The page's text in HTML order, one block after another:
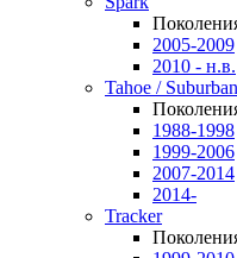
2005-2009
2010 - н.в.
Tahoe / Suburban
1988-1998
1999-2006
2007-2014
2014-
Tracker